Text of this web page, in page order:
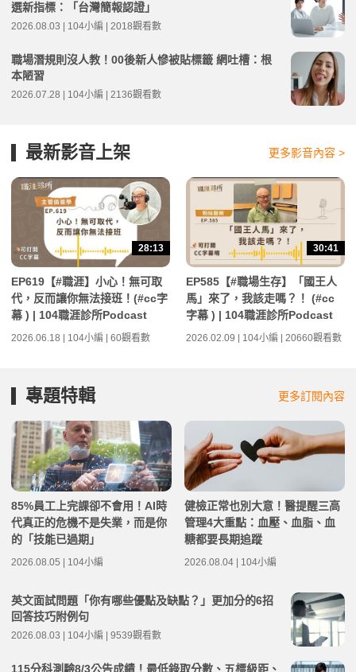
選新指標：「台灣簡報認證」
2026.08.03 | 104小編 | 2018觀看數
職場潛規則沒人教！00後新人慘被貼標籤 網吐槽：根
本陋習
2026.07.28 | 104小編 | 2136觀看數
最新影音上架 更多影音內容 >
28:13
EP619【#職涯】小心！無可取
代，反而讓你無法接班！(#cc字
幕 ) | 104職涯診所Podcast
2026.06.18 | 104小編 | 60觀看數
30:41
EP585【#職場生存】「國王人
馬」來了，我該走嗎？！ (#cc
字幕 ) | 104職涯診所Podcast
2026.02.09 | 104小編 | 20660觀看數
專題特輯 更多訂閱內容
85%員工上完課卻不會用！AI時
代真正的危機不是失業，而是你
的「技能已過期」
2026.08.05 | 104小編
健檢正常也別大意！醫提醒三高
管理4大重點：血壓、血脂、血
糖都要長期追蹤
2026.08.04 | 104小編
英文面試問題「你有哪些優點及缺點？」更加分的6招
回答技巧附例句
2026.08.03 | 104小編 | 9539觀看數
115分科測驗8/3公告成績！最低錄取分數、五標級距、